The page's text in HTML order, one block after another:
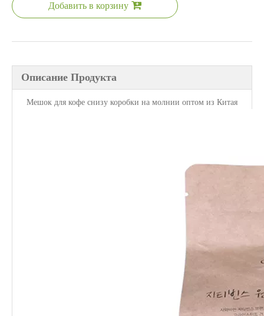
Добавить в корзину
Описание Продукта
Мешок для кофе снизу коробки на молнии оптом из Китая